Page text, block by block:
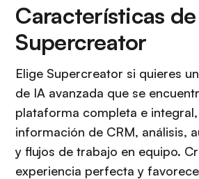
Características de
Supercreator
Elige Supercreator si quieres
de IA avanzada que se
plataforma completa e
información de CRM, análisis,
y flujos de trabajo en equipo.
experiencia perfecta y